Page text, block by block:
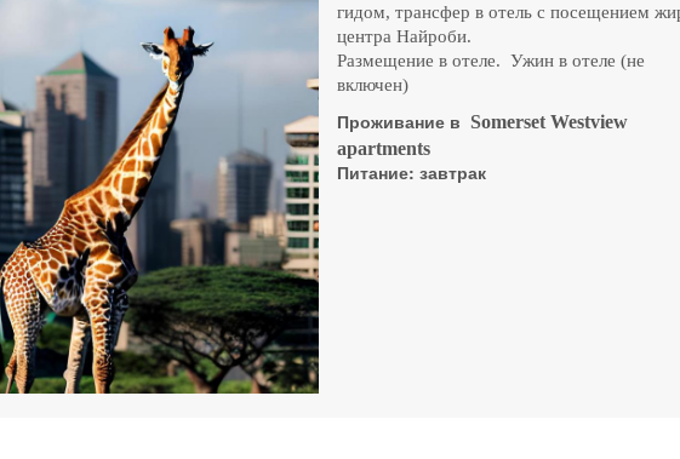
гидом, трансфер в отель с посещением
центра Найроби.
Размещение в отеле. Ужин в отеле (не
включен)
Проживание в Somerset Westview
apartments
Питание: завтрак